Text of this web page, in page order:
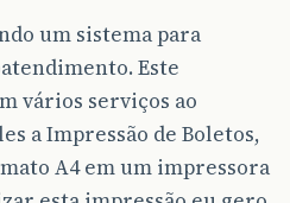
um sistema para
Este
vários serviços ao
a Impressão de Boletos,
A4 em um impressora